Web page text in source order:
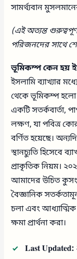
সামর্থ্যবান
(এই অত্যন্ত
পরিজনদের সাথে
ভূমিকম্প কেন হয়
ইসলামি ব্যাখ্যার
থেকে ভূমিকম্প হলো
একটি সতর্কবার্তা,
লক্ষণ, যা পবিত্র
বর্ণিত হয়েছে।
স্থানচ্যুতি হিসেবে
প্রাকৃতিক নিয়ম।
আমাদের উচিত
বৈজ্ঞানিক
চলা এবং
ক্ষমা প্রার্থনা করা।
Last Updated: